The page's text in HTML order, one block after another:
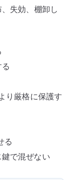
失効、棚卸し
り厳格に保護す
る
で混ぜない